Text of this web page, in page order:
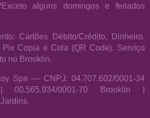
alguns domingos e feriados
Cartões Débito/Crédito, Dinheiro,
Pix Copia e Cola (QR Code). Serviço
no Brooklin.
Spa — CNPJ: 04.707.602/0001-34
0001-70 Brooklin |